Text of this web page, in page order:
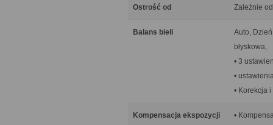
Ostrość od Zależnie
Balans bieli
Auto,
błyskowa,
• 3
•
• Korekcja
Kompensacja ekspozycji
•